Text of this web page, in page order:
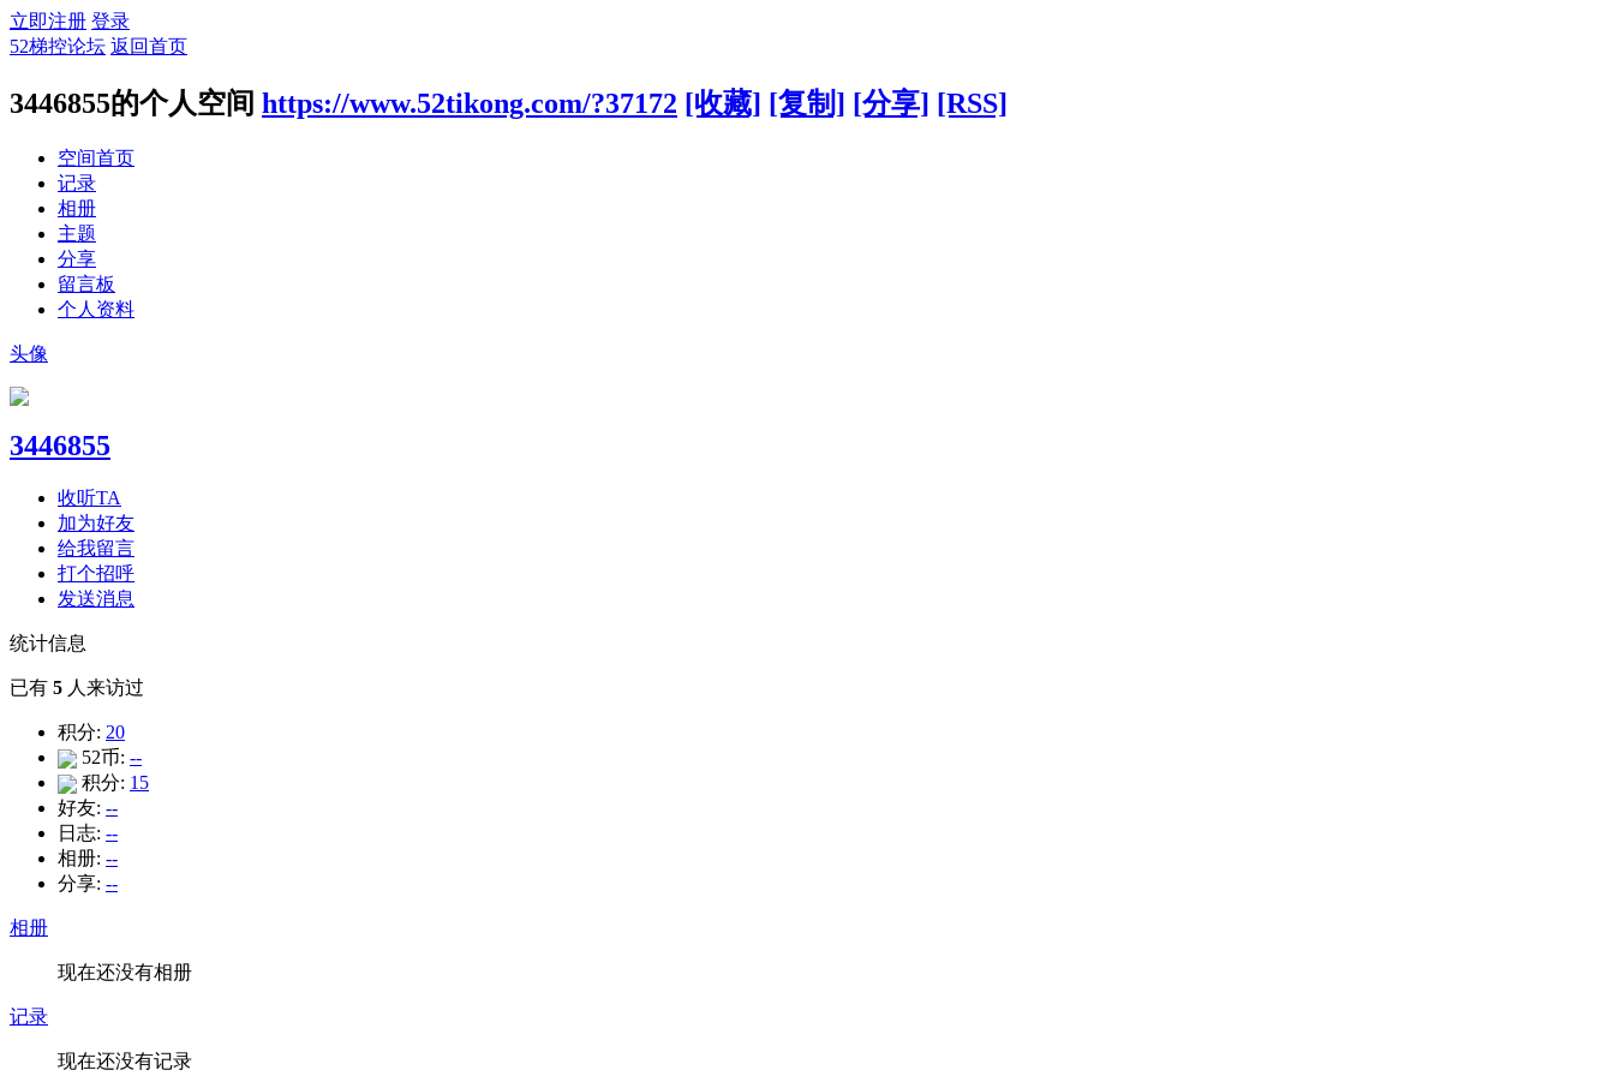
立即注册 登录
52梯控论坛 返回首页
3446855的个人空间 https://www.52tikong.com/?37172 [收藏] [复制] [分享] [RSS]
空间首页
记录
相册
主题
分享
留言板
个人资料
头像
3446855
收听TA
加为好友
给我留言
打个招呼
发送消息
统计信息
已有 5 人来访过
积分: 20
52币: --
积分: 15
好友: --
日志: --
相册: --
分享: --
相册
现在还没有相册
记录
现在还没有记录